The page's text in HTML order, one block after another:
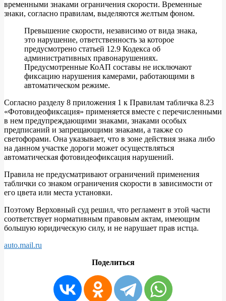
временными знаками ограничения скорости. Временные
знаки, согласно правилам, выделяются желтым фоном.
Превышение скорости, независимо от вида знака,
это нарушение, ответственность за которое
предусмотрено статьей 12.9 Кодекса об
административных правонарушениях.
Предусмотренные КоАП составы не исключают
фиксацию нарушения камерами, работающими в
автоматическом режиме.
Согласно разделу 8 приложения 1 к Правилам табличка 8.23
«Фотовидеофиксация» применяется вместе с перечисленными
в нем предупреждающими знаками, знаками особых
предписаний и запрещающими знаками, а также со
светофорами. Она указывает, что в зоне действия знака либо
на данном участке дороги может осуществляться
автоматическая фотовидеофиксация нарушений.
Правила не предусматривают ограничений применения
таблички со знаком ограничения скорости в зависимости от
его цвета или места установки.
Поэтому Верховный суд решил, что регламент в этой части
соответствует нормативным правовым актам, имеющим
большую юридическую силу, и не нарушает прав истца.
auto.mail.ru
Поделиться